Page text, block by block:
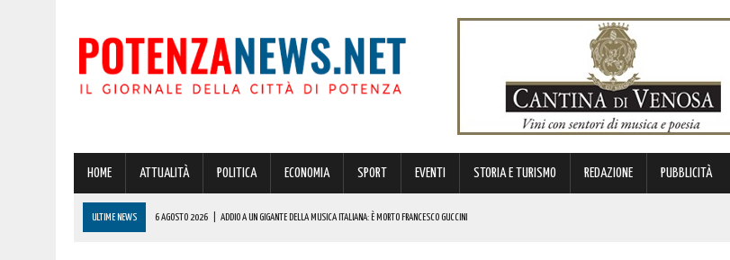
HOME ATTUALITÀ POLITICA ECONOMIA SPORT EVENTI STORIA E TURISMO REDAZIONE PUBBLICITÀ
ULTIME NEWS 6 AGOSTO 2026 ADDIO A UN GIGANTE DELLA MUSICA ITALIANA: È MORTO FRANCESCO GUCCINI